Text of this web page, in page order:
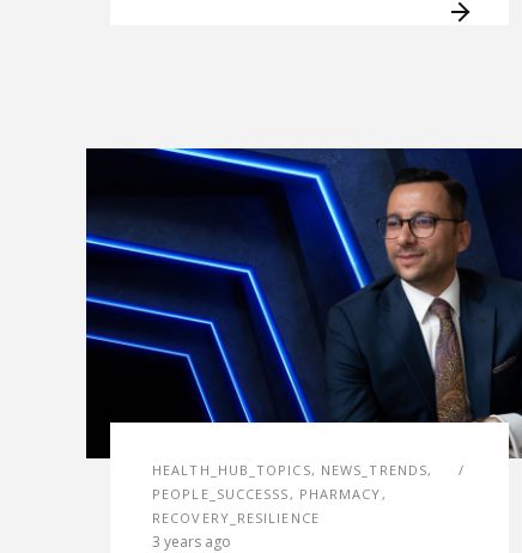
HEALTH_HUB_TOPICS, NEWS_TRENDS,
PEOPLE_SUCCESSS , PHARMACY ,
RECOVERY_RESILIENCE
3 years ago